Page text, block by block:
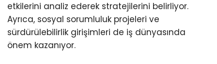
etkilerini analiz ederek stratejilerini belirliyor.
Ayrıca, sosyal sorumluluk projeleri ve
sürdürülebilirlik girişimleri de iş dünyasında
önem kazanıyor.